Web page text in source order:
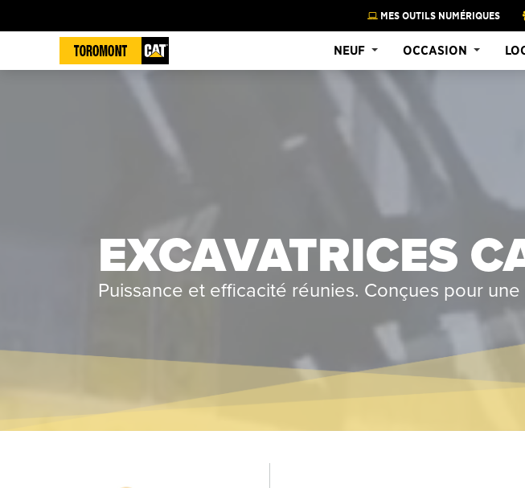
MES OUTILS NUMÉRIQUES
NEUF OCCASION
EXCAVATRICES
Puissance et efficacité réunies. Conçues pour